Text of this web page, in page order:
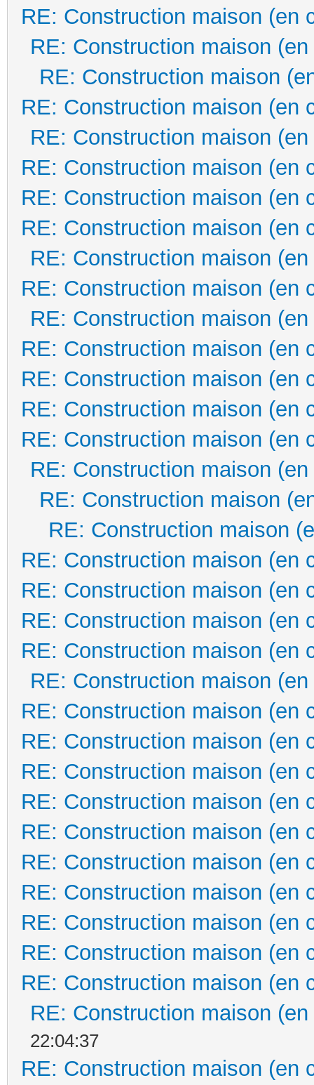
RE: Construction maison (en
RE: Construction maison
RE: Construction maison
RE: Construction maison (en
RE: Construction maison
RE: Construction maison (en
RE: Construction maison (en
RE: Construction maison (en
RE: Construction maison
RE: Construction maison (en
RE: Construction maison
RE: Construction maison (en
RE: Construction maison (en
RE: Construction maison (en
RE: Construction maison (en
RE: Construction maison
RE: Construction maison
RE: Construction maison
RE: Construction maison (en
RE: Construction maison (en
RE: Construction maison (en
RE: Construction maison (en
RE: Construction maison
RE: Construction maison (en
RE: Construction maison (en
RE: Construction maison (en
RE: Construction maison (en
RE: Construction maison (en
RE: Construction maison (en
RE: Construction maison (en
RE: Construction maison (en
RE: Construction maison (en
RE: Construction maison (en
RE: Construction maison
22:04:37
RE: Construction maison (en